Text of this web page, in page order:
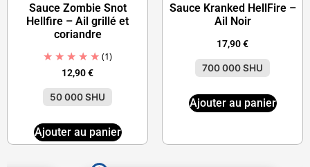
Sauce Zombie Snot
Hellfire – Ail grillé et
coriandre
(1)
12,90€
50 000 SHU
Ajouter au panier
Sauce Kranked HellFire –
Ail Noir
17,90€
700 000 SHU
Ajouter au panier